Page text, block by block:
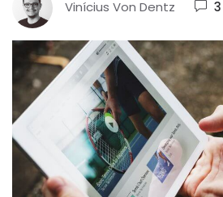
Vinícius Von Dentz 3